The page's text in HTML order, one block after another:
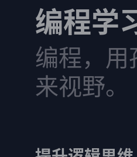
编程学
编程，
来视野。